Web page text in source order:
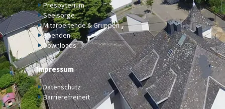
Presbyterium
Seelsorge
Mitarbeitende & Gruppen
Spenden
Downloads
Impressum
Datenschutz
Barrierefreiheit